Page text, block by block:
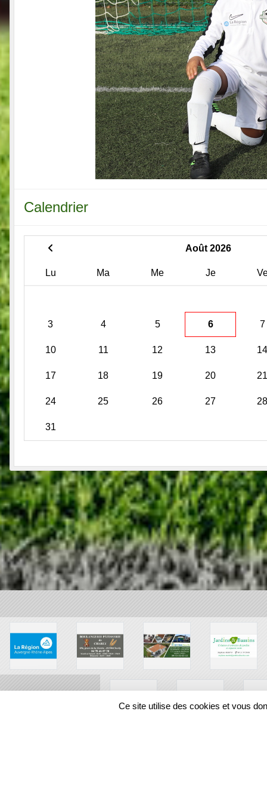
Calendrier
Août 2026
Lu Ma Me Je
3 4 5 6 7
10 11 12 13 14
17 18 19 20 21
24 25 26 27 28
31
Ce site utilise des cookies et vous